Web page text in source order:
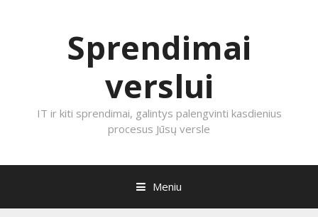
Sprendimai
verslui
IT ir kiti sprendimai, galintys palengvinti kasdienius
procesus Jūsų versle
Meniu